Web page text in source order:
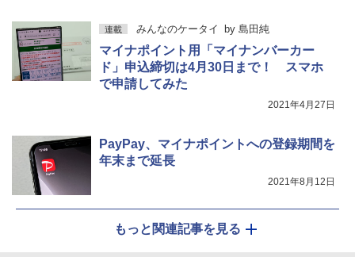
連載 みんなのケータイ by 島田純
マイナポイント用「マイナンバーカー
ド」申込締切は4月30日まで！ スマホ
で申請してみた
2021年4月27日
PayPay、マイナポイントへの登録期間を
年末まで延長
2021年8月12日
もっと関連記事を見る